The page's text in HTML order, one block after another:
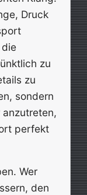
Druck
zu
zu
sondern
anzutreten,
perfekt
Wer
den